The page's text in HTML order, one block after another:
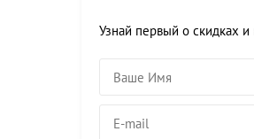
Узнай первый о скидках и